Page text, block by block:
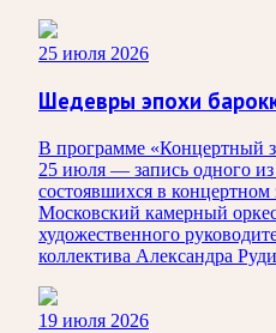
25 июля 2026
Шедевры эпохи
В программе «Концертный
25 июля — запись одного
состоявшихся в
Московский камерный
художественного
коллектива Александра
19 июля 2026